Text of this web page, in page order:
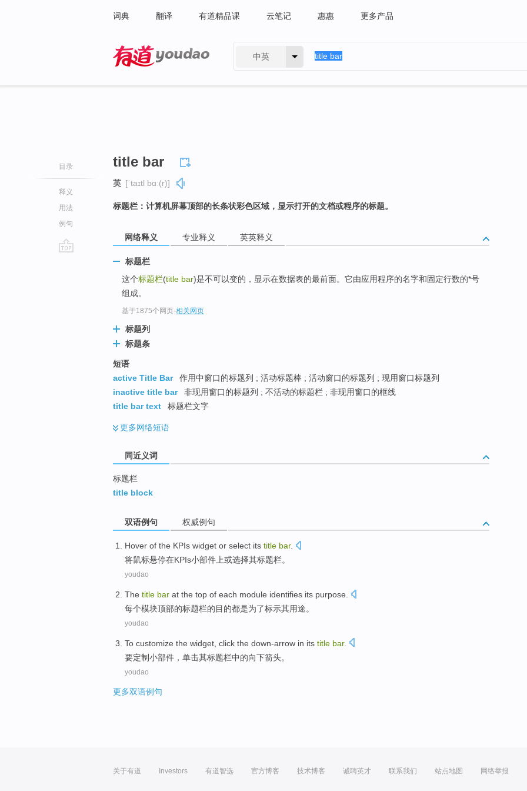
词典 翻译 有道精品课 云笔记 惠惠 更多产品
中英
目录
释义
用法
例句
title bar
英 [ˈtaɪtl bɑː(r)]
标题栏：计算机屏幕顶部的长条状彩色区域，显示打开的文档或程序的标题。
网络释义 专业释义 英英释义
标题栏
这个标题栏(title bar)是不可以变的，显示在数据表的最前面。它由应用程序的名字和固定行数的*号
组成。
基于1875个网页-相关网页
标题列
标题条
短语
active Title Bar
作用中窗口的标题列 ; 活动标题棒 ; 活动窗口的标题列 ; 现用窗口标题列
inactive title bar
非现用窗口的标题列 ; 不活动的标题栏 ; 非现用窗口的框线
title bar text
标题栏文字
更多网络短语
同近义词
标题栏
title block
双语例句 权威例句
Hover of the KPIs widget or select its title bar.
将鼠标悬停在KPIs小部件 上或选择其标题栏。
youdao
The title bar at the top of each module identifies its purpose
每个模块顶部的标题栏的目的都是为了标示其用途。
youdao
To customize the widget click the down-arrow in its title bar.
要定制小部件， 单击其标题栏中的向下箭头。
youdao
更多双语例句
关于有道 Investors 有道智选 官方博客 技术博客 诚聘英才 联系我们 站点地图 网络举报